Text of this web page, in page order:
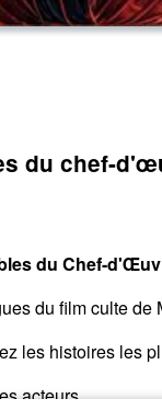
du chef-
du Chef-
du film culte de
les histoires les
acteurs